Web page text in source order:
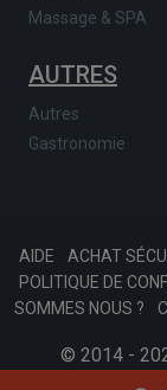
Massage & SPA
AUTRES
Autres
Gastronomie
AIDE ACHAT
POLITIQUE DE
SOMMES NOUS ?
© 2014 -